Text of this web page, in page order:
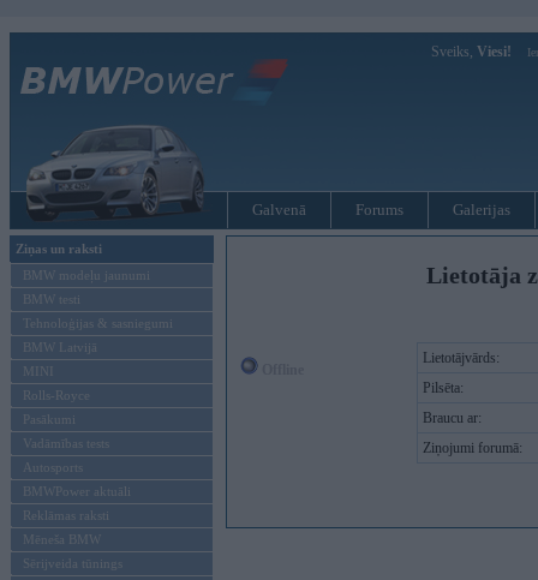
Sveiks, Viesi!
Galvenā Forums Galerijas
Ziņas un raksti
BMW modeļu jaunumi
BMW testi
Tehnoloģijas & sasniegumi
BMW Latvijā
MINI
Rolls-Royce
Pasākumi
Vadāmības tests
Autosports
BMWPower aktuāli
Reklāmas raksti
Mēneša BMW
Sērijveida tūnings
Lietotāja
Lietotājvārds:
Pilsēta:
Braucu ar:
Ziņojumi forumā: